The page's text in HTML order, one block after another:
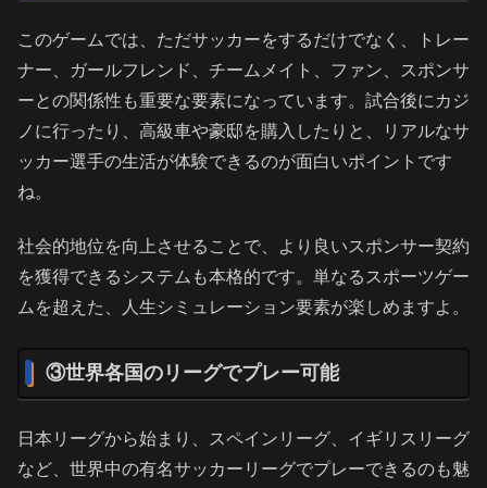
このゲームでは、ただサッカーをするだけでなく、トレー
ナー、ガールフレンド、チームメイト、ファン、スポンサ
ーとの関係性も重要な要素になっています。試合後にカジ
ノに行ったり、高級車や豪邸を購入したりと、リアルなサ
ッカー選手の生活が体験できるのが面白いポイントです
ね。
社会的地位を向上させることで、より良いスポンサー契約
を獲得できるシステムも本格的です。単なるスポーツゲー
ムを超えた、人生シミュレーション要素が楽しめますよ。
③世界各国のリーグでプレー可能
日本リーグから始まり、スペインリーグ、イギリスリーグ
など、世界中の有名サッカーリーグでプレーできるのも魅